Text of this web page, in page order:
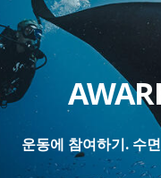
운동에 참여하기. 수